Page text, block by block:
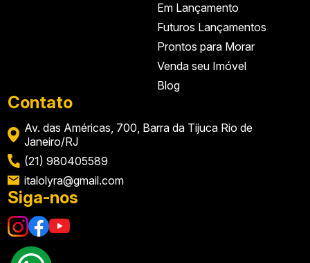
Em Lançamento
Futuros Lançamentos
Prontos para Morar
Venda seu Imóvel
Blog
Contato
Av. das Américas, 700, Barra da Tijuca Rio de
Janeiro/RJ
(21) 980405589
italolyra@gmail.com
Siga-nos